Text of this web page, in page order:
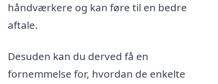
håndværkere og kan føre til en bedre
aftale.
Desuden kan du derved få en
fornemmelse for, hvordan de enkelte